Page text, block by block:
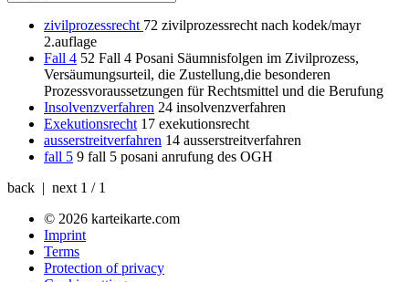
zivilprozessrecht 72 zivilprozessrecht nach kodek/mayr
2.auflage
Fall 4 52 Fall 4 Posani Säumnisfolgen im Zivilprozess,
Versäumungsurteil, die Zustellung,die besonderen
Prozessvoraussetzungen für Rechtsmittel und die Berufung
Insolvenzverfahren 24 insolvenzverfahren
Exekutionsrecht 17 exekutionsrecht
ausserstreitverfahren 14 ausserstreitverfahren
fall 5 9 fall 5 posani anrufung des OGH
back | next 1 / 1
© 2026 karteikarte.com
Imprint
Terms
Protection of privacy